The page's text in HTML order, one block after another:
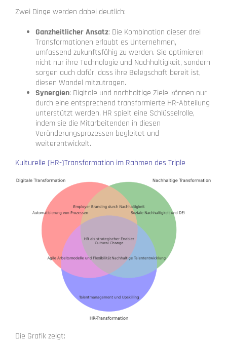
Zwei Dinge werden dabei deutlich:
Ganzheitlicher Ansatz: Die Kombination dieser drei
Transformationen erlaubt es Unternehmen,
umfassend zukunftsfähig zu werden. Sie optimieren
nicht nur ihre Technologie und Nachhaltigkeit, sondern
sorgen auch dafür, dass ihre Belegschaft bereit ist,
diesen Wandel mitzutragen.
Synergien: Digitale und nachhaltige Ziele können nur
durch eine entsprechend transformierte HR-Abteilung
unterstützt werden. HR spielt eine Schlüsselrolle,
indem sie die Mitarbeitenden in diesen
Veränderungsprozessen begleitet und
weiterentwickelt.
Kulturelle (HR-)Transformation im Rahmen des Triple
Die Grafik zeigt: